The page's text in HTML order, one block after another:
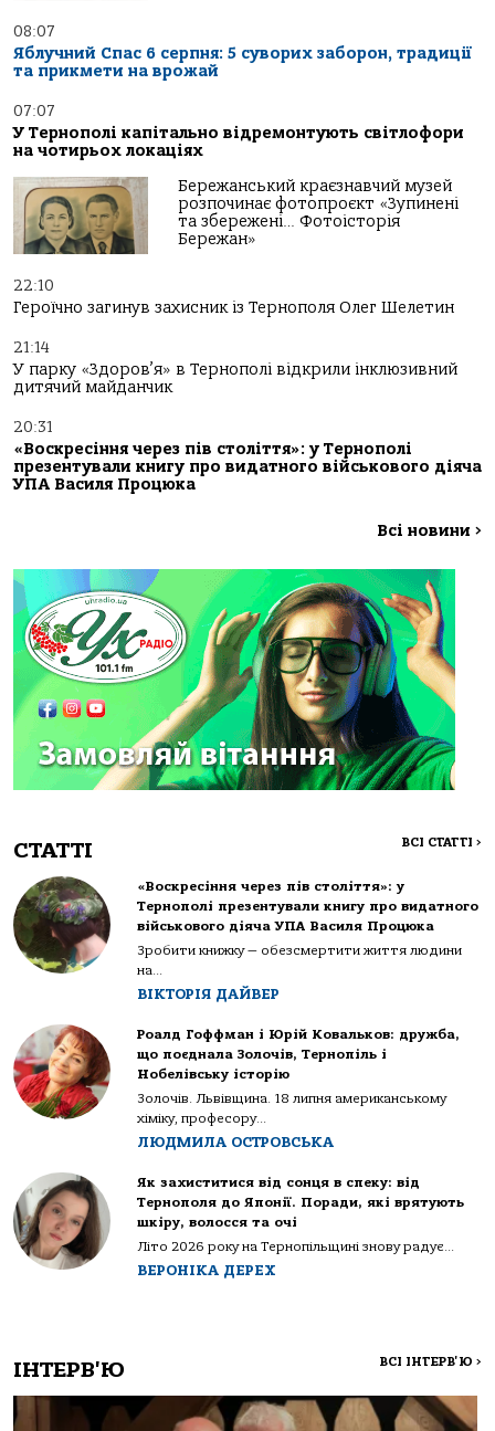
08:07
Яблучний Спас 6 серпня: 5 суворих заборон, традиції
та прикмети на врожай
07:07
У Тернополі капітально відремонтують світлофори
на чотирьох локаціях
Бережанський краєзнавчий музей
розпочинає фотопроєкт «Зупинені
та збережені… Фотоісторія
Бережан»
22:10
Героїчно загинув захисник із Тернополя Олег Шелетин
21:14
У парку «Здоров’я» в Тернополі відкрили інклюзивний
дитячий майданчик
20:31
«Воскресіння через пів століття»: у Тернополі
презентували книгу про видатного військового діяча
УПА Василя Процюка
Всі новини >
СТАТТІ ВСІ СТАТТІ >
«Воскресіння через пів століття»: у
Тернополі презентували книгу про видатного
військового діяча УПА Василя Процюка
Зробити книжку — обезсмертити життя людини
на...
ВІКТОРІЯ ДАЙВЕР
Роалд Гоффман і Юрій Ковальков: дружба,
що поєднала Золочів, Тернопіль і
Нобелівську історію
Золочів. Львівщина. 18 липня американському
хіміку, професору...
ЛЮДМИЛА ОСТРОВСЬКА
Як захиститися від сонця в спеку: від
Тернополя до Японії. Поради, які врятують
шкіру, волосся та очі
Літо 2026 року на Тернопільщині знову радує...
ВЕРОНІКА ДЕРЕХ
ІНТЕРВ'Ю ВСІ ІНТЕРВ'Ю >